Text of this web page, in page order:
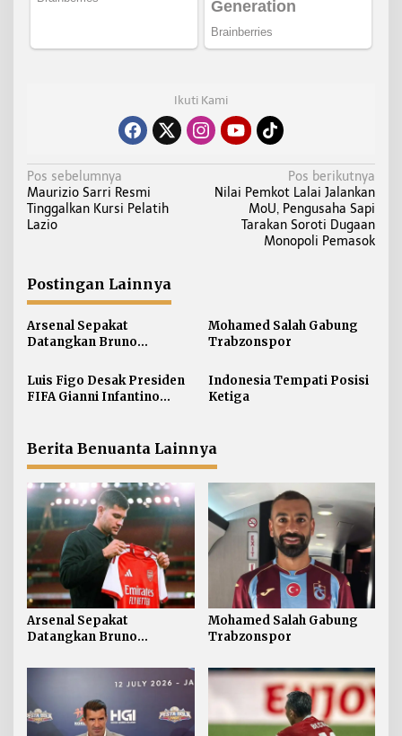
Ikuti Kami
N
a
v
a
s
i
p
o
s
Pos sebelumnya
Maurizio Sarri Resmi
Tinggalkan Kursi Pelatih
Lazio
Pos berikutnya
Nilai Pemkot Lalai Jalankan
MoU, Pengusaha Sapi
Tarakan Soroti Dugaan
Monopoli Pemasok
Postingan Lainnya
Arsenal Sepakat
Datangkan Bruno
Mohamed Salah Gabung
Trabzonspor
Luis Figo Desak Presiden
FIFA Gianni Infantino
Indonesia Tempati Posisi
Ketiga
Berita Benuanta Lainnya
Arsenal Sepakat
Datangkan Bruno
Mohamed Salah Gabung
Trabzonspor